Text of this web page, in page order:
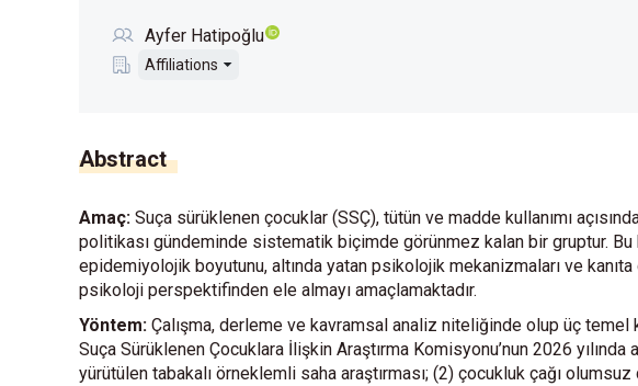
Privacy Statement
Ayfer Hatipoğlu
Affiliations
Abstract
Amaç: Suça sürüklenen çocuklar (SSÇ), tütün ve madde kullanımı
politikası gündeminde sistematik biçimde görünmez kalan bir gruptur. Bu
epidemiyolojik boyutunu, altında yatan psikolojik mekanizmaları ve kanıta
psikoloji perspektifinden ele almayı amaçlamaktadır.
Yöntem: Çalışma, derleme ve kavramsal analiz niteliğinde olup üç
Suça Sürüklenen Çocuklara İlişkin Araştırma Komisyonu’nun 2026 yılında
yürütülen tabakalı örneklemli saha araştırması; (2) çocukluk çağı